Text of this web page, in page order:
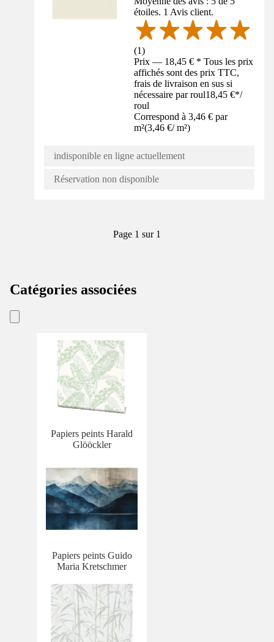
étoiles. 1 Avis client.
(1)
Prix — 18,45 € * Tous les prix
affichés sont des prix TTC,
frais de livraison en sus si
nécessaire par roul18,45 €*/
roul
Correspond à 3,46 € par
m²(3,46 €/ m²)
indisponible en ligne actuellement
Réservation non disponible
Page 1 sur 1
Catégories associées
Papiers peints Harald
Glööckler
Papiers peints Guido
Maria Kretschmer